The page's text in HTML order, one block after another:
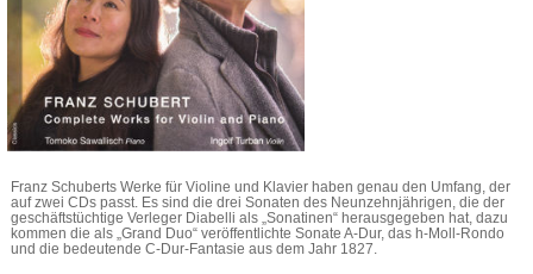
Franz Schuberts Werke für Violine und Klavier haben genau den Umfang, der
auf zwei CDs passt. Es sind die drei Sonaten des Neunzehnjährigen, die der
geschäftstüchtige Verleger Diabelli als „Sonatinen“ herausgegeben hat, dazu
kommen die als „Grand Duo“ veröffentlichte Sonate A-Dur, das h-Moll-Rondo
und die bedeutende C-Dur-Fantasie aus dem Jahr 1827.